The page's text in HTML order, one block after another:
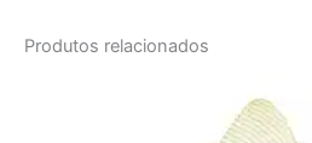
Produtos relacionados